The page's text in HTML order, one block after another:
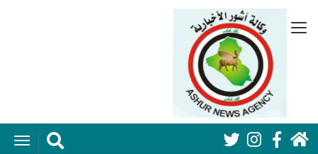
إلى قائمة
جانبية
الرئيسية